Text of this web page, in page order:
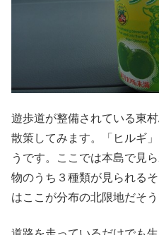
遊歩道が整備されている東
散策してみます。「ヒルギ
うです。ここでは本島で見
物のうち３種類が見られる
はここが分布の北限地だそう